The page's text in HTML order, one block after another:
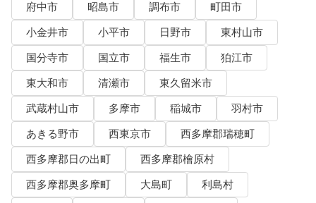
府中市
昭島市 調布市
町田市
小金井市
小平市 日野市
東村山市
国分寺市
国立市 福生市
狛江市
東大和市
清瀬市
東久留米市
武蔵村山市
多摩市 稲城市
羽村市
あきる野市
西東京市
西多摩郡瑞穂町
西多摩郡日の出町
西多摩郡檜原村
西多摩郡奥多摩町
大島町
利島村